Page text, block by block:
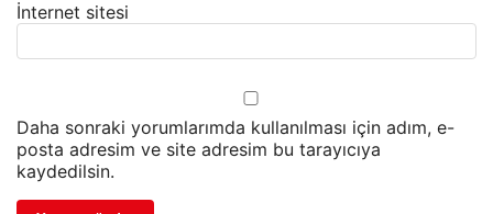
İnternet sitesi
Daha sonraki yorumlarımda kullanılması için adım, e-
posta adresim ve site adresim bu tarayıcıya
kaydedilsin.